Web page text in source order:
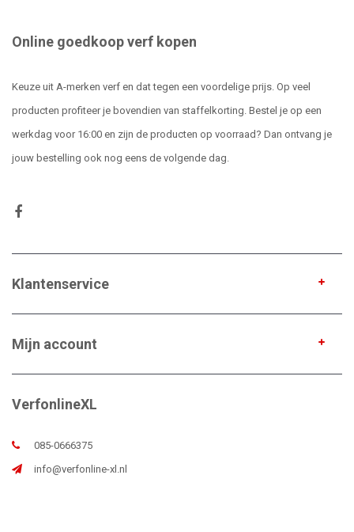
Online goedkoop verf kopen
Keuze uit A-merken verf en dat tegen een voordelige prijs. Op veel
producten profiteer je bovendien van staffelkorting. Bestel je op een
werkdag voor 16:00 en zijn de producten op voorraad? Dan ontvang je
jouw bestelling ook nog eens de volgende dag.
Klantenservice
Mijn account
VerfonlineXL
085-0666375
info@verfonline-xl.nl